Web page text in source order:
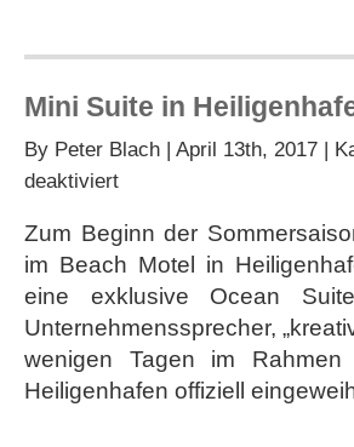
Mini Suite in
By Peter Blach | April 13th, 2017 |
deaktiviertfür
in
Heiligenhafen
der
Ostsee
eröffnet
Zum Beginn der
im Beach Motel in
eine exklusive Ocean
Unternehmenssprecher,
wenigen Tagen im
Heiligenhafen offiziell